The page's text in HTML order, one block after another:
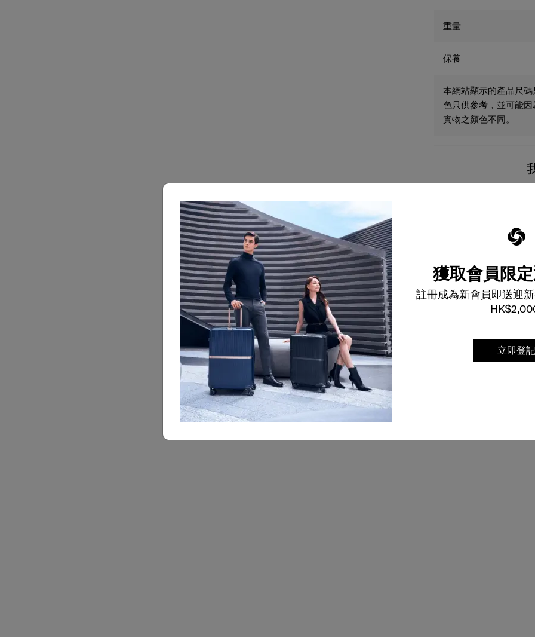
獲取會員限
註冊成為新會員即送迎
立即登記
重量
保養
本網站顯示的產品尺
色只供參考，並可能
實物之顏色不同。
產品特性